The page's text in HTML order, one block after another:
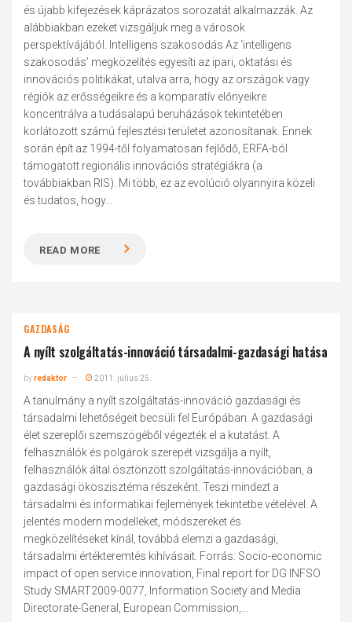
és újabb kifejezések káprázatos sorozatát alkalmazzák. Az
alábbiakban ezeket vizsgáljuk meg a városok
perspektívájából. Intelligens szakosodás Az ‘intelligens
szakosodás’ megközelítés egyesíti az ipari, oktatási és
innovációs politikákat, utalva arra, hogy az országok vagy
régiók az erősségeikre és a komparatív előnyeikre
koncentrálva a tudásalapú beruházások tekintetében
korlátozott számú fejlesztési területet azonosítanak. Ennek
során épít az 1994-től folyamatosan fejlődő, ERFA-ból
támogatott regionális innovációs stratégiákra (a
továbbiakban RIS). Mi több, ez az evolúció olyannyira közeli
és tudatos, hogy...
READ MORE
GAZDASÁG
A nyílt szolgáltatás-innováció társadalmi-gazdasági hatása
byredaktor 2011. július 25.
A tanulmány a nyílt szolgáltatás-innováció gazdasági és
társadalmi lehetőségeit becsüli fel Európában. A gazdasági
élet szereplői szemszögéből végezték el a kutatást. A
felhasználók és polgárok szerepét vizsgálja a nyílt,
felhasználók által ösztönzött szolgáltatás-innovációban, a
gazdasági ökoszisztéma részeként. Teszi mindezt a
társadalmi és informatikai fejlemények tekintetbe vételével. A
jelentés modern modelleket, módszereket és
megközelítéseket kínál, továbbá elemzi a gazdasági,
társadalmi értékteremtés kihívásait. Forrás: Socio-economic
impact of open service innovation, Final report for DG INFSO
Study SMART2009-0077, Information Society and Media
Directorate-General, European Commission,...